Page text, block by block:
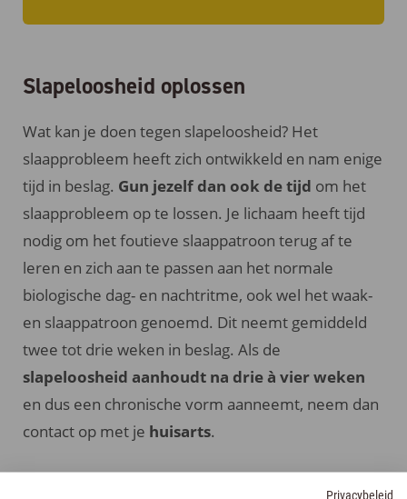
Slapeloosheid oplossen
Wat kan je doen tegen slapeloosheid? Het
slaapprobleem heeft zich ontwikkeld en nam enige
tijd in beslag. Gun jezelf dan ook de tijd om het
slaapprobleem op te lossen. Je lichaam heeft tijd
nodig om het foutieve slaappatroon terug af te
leren en zich aan te passen aan het normale
biologische dag- en nachtritme, ook wel het waak-
en slaappatroon genoemd. Dit neemt gemiddeld
twee tot drie weken in beslag. Als de
slapeloosheid aanhoudt na drie à vier weken
en dus een chronische vorm aanneemt, neem dan
contact op met je huisarts.
Privacybeleid